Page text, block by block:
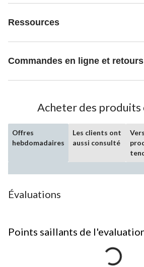
Ressources
Commandes en ligne et retours
Acheter des produits
Offres
hebdomadaires
Les clients ont
aussi consulté
Évaluations
Points saillants de